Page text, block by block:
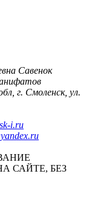
Савенок
г. Смоленск, ул.
i.ru
САЙТЕ, БЕЗ